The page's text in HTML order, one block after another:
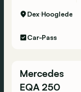
Dex Hooglede
Car-Pass
Mercedes
EQA 250